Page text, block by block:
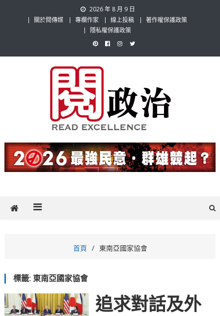
2026 年 8 月 9 日
關於閱傳媒
專欄作家 線上投稿
著作權保護政策
隱私權保護政策
閱政治 Read Gov News
題，也要專業評論，閱政治與多元的政治評論家與專欄作家邀稿合作，
讓讀者有最多元和專業的選擇。
首頁 東南亞國家協會
標籤: 東南亞國家協會
追求對話及外